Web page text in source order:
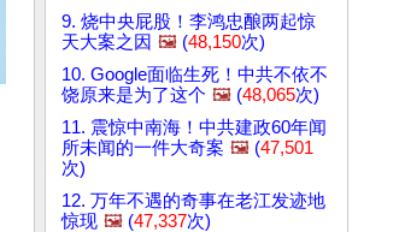
9. 烧中央屁股！李鸿忠酿两起惊
天大案之因 🖼️ (48,150次)
10. Google面临生死！中共不依不
饶原来是为了这个 🖼️ (48,065次)
11. 震惊中南海！中共建政60年闻
所未闻的一件大奇案 🖼️ (47,501
次)
12. 万年不遇的奇事在老江发迹地
惊现 🖼️ (47,337次)